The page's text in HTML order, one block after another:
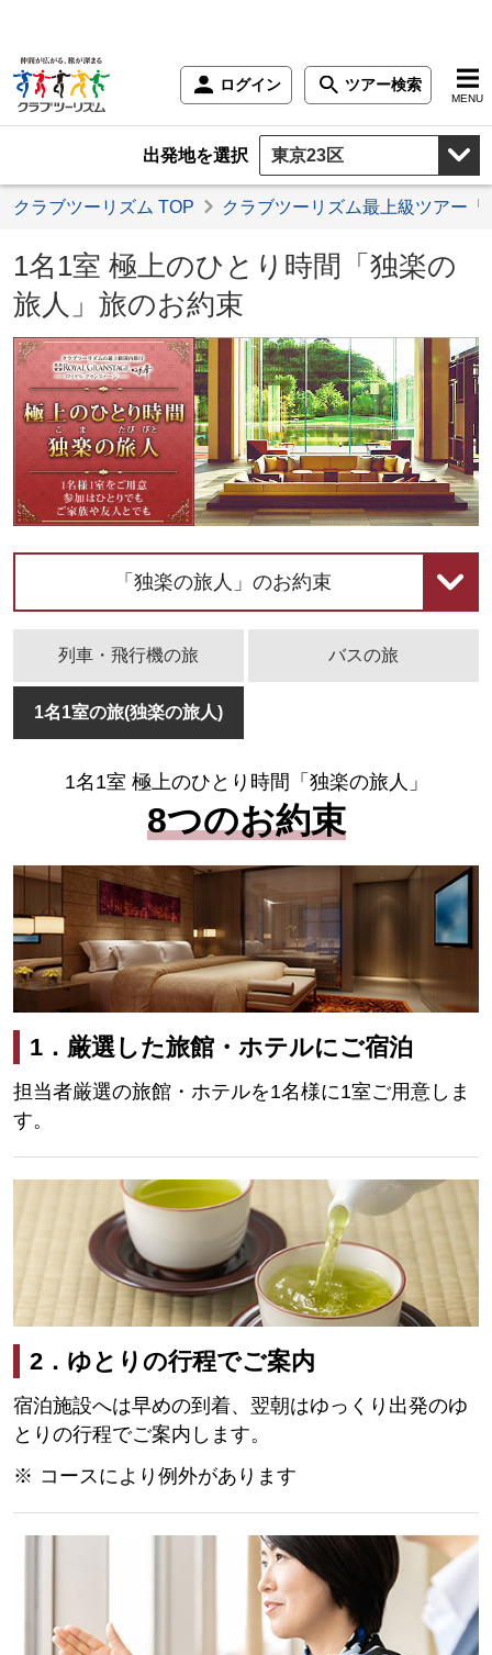
ログイン ツアー検索
MENU
出発地を選択
クラブツーリズム TOP クラブツーリズム最上級ツアー
1名1室 極上のひとり時間「独楽の
旅人」旅のお約束
「独楽の旅人」のお約束
列車・飛行機の旅 バスの旅
1名1室の旅(独楽の旅人)
1名1室 極上のひとり時間「独楽の旅人」
8つのお約束
1．厳選した旅館・ホテルにご宿泊
担当者厳選の旅館・ホテルを1名様に1室ご用意しま
す。
2．ゆとりの行程でご案内
宿泊施設へは早めの到着、翌朝はゆっくり出発のゆ
とりの行程でご案内します。
コースにより例外があります